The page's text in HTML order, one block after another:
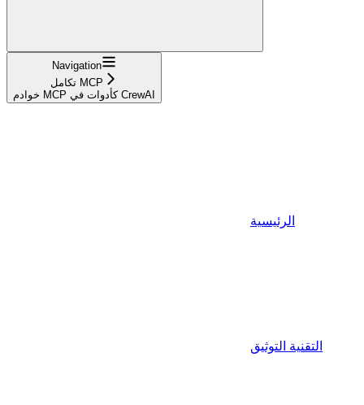
Navigation
تكامل MCP
خوادم MCP كأدوات في CrewAI
الرئيسية
التقنية التوثيق